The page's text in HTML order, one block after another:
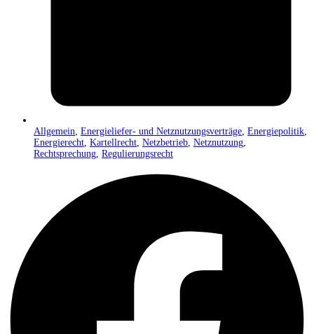
Allgemein, Energieliefer- und Netznutzungsverträge, Energiepolitik,
Energierecht, Kartellrecht, Netzbetrieb, Netznutzung,
Rechtsprechung, Regulierungsrecht